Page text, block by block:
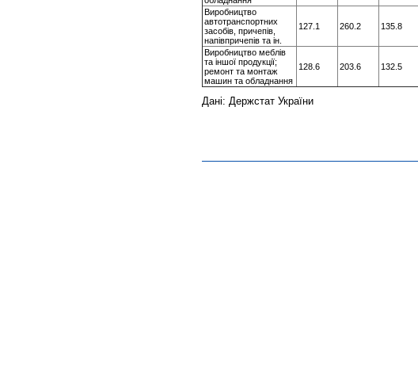
Виробництво
автотранспортних
засобів, причепів,
напівпричепів та ін.
127.1 260.2 135.8
Виробництво меблів
та іншої продукції;
ремонт та монтаж
машин та обладнання
128.6 203.6 132.5
Дані: Держстат України